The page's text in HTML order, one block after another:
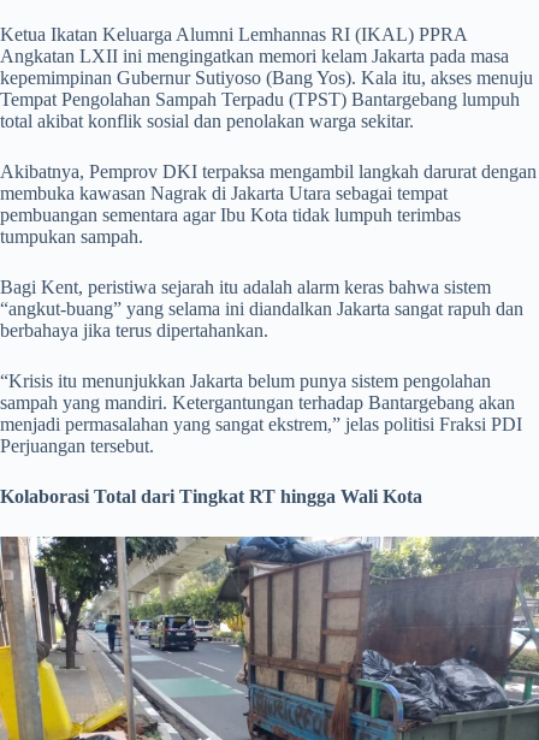
Ketua Ikatan Keluarga Alumni Lemhannas RI (IKAL) PPRA
Angkatan LXII ini mengingatkan memori kelam Jakarta pada masa
kepemimpinan Gubernur Sutiyoso (Bang Yos). Kala itu, akses menuju
Tempat Pengolahan Sampah Terpadu (TPST) Bantargebang lumpuh
total akibat konflik sosial dan penolakan warga sekitar.
Akibatnya, Pemprov DKI terpaksa mengambil langkah darurat dengan
membuka kawasan Nagrak di Jakarta Utara sebagai tempat
pembuangan sementara agar Ibu Kota tidak lumpuh terimbas
tumpukan sampah.
Bagi Kent, peristiwa sejarah itu adalah alarm keras bahwa sistem
“angkut-buang” yang selama ini diandalkan Jakarta sangat rapuh dan
berbahaya jika terus dipertahankan.
“Krisis itu menunjukkan Jakarta belum punya sistem pengolahan
sampah yang mandiri. Ketergantungan terhadap Bantargebang akan
menjadi permasalahan yang sangat ekstrem,” jelas politisi Fraksi PDI
Perjuangan tersebut.
Kolaborasi Total dari Tingkat RT hingga Wali Kota